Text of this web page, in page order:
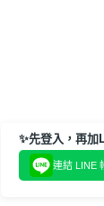
✨先登入，再加
連結 LINE